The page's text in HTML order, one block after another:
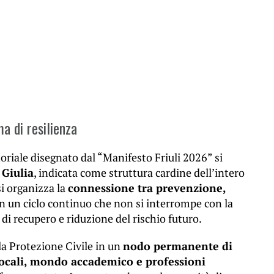
di resilienza
disegnato dal “Manifesto Friuli 2026” si
, indicata come struttura cardine dell’intero
organizza laconnessione tra prevenzione,
un ciclo continuo che non si interrompe con la
recupero e riduzione del rischio futuro.
Protezione Civile in unnodo permanente di
mondo accademico e professioni